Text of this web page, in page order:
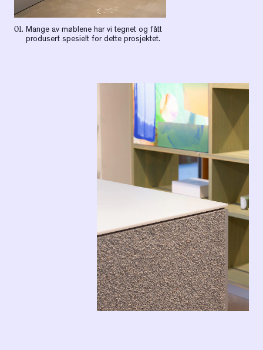
01. Mange av møblene har vi tegnet og fått
produsert spesielt for dette prosjektet.